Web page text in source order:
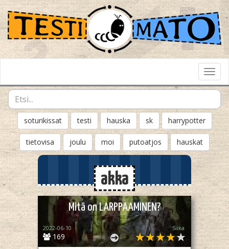
soturikissat testi hauska sk harrypotter
tietovisa joulu moi putoatjos hauskat
akka
Mitä on LARPPAAMINEN?
169
2022-06-10 Siika